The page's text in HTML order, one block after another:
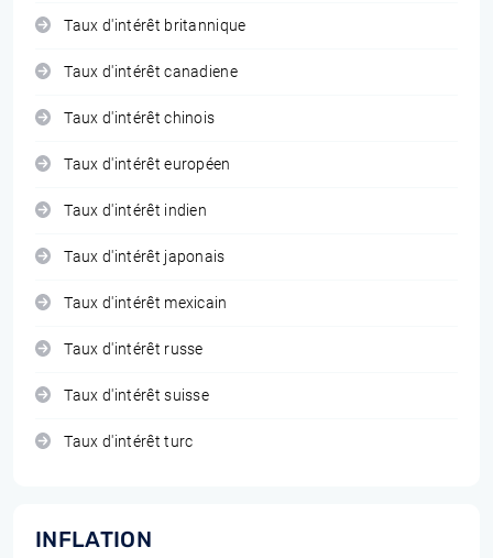
Taux d'intérêt britannique
Taux d'intérêt canadiene
Taux d'intérêt chinois
Taux d'intérêt européen
Taux d'intérêt indien
Taux d'intérêt japonais
Taux d'intérêt mexicain
Taux d'intérêt russe
Taux d'intérêt suisse
Taux d'intérêt turc
INFLATION